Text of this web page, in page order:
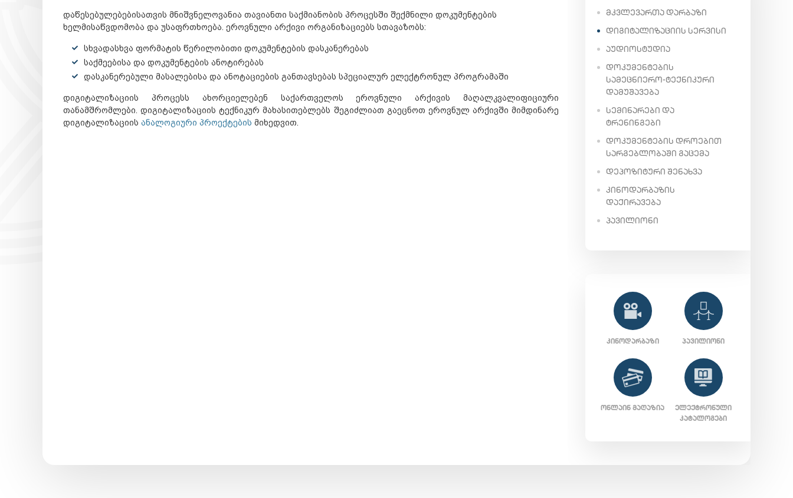
დაწესებულებებისათვის მნიშვნელოვანია თავიანთი საქმიანობის პროცესში შექმნილი დოკუმენტების
ხელმისაწვდომობა და უსაფრთხოება. ეროვნული არქივი ორგანიზაციებს სთავაზობს:
სხვადასხვა ფორმატის წერილობითი დოკუმენტების დასკანერებას
საქმეებისა და დოკუმენტების ანოტირებას
დასკანერებული მასალებისა და ანოტაციების განთავსებას სპეციალურ ელექტრონულ პროგრამაში
დიგიტალიზაციის პროცესს ახორციელებენ საქართველოს ეროვნული არქივის მაღალკვალიფიციური
თანამშრომლები. დიგიტალიზაციის ტექნიკურ მახასითებლებს შეგიძლიათ გაეცნოთ ეროვნულ არქივში მიმდინარე
დიგიტალიზაციის ანალოგიური პროექტების მიხედვით.
ᲛᲙᲕᲚᲔᲕᲐᲠᲗᲐ ᲓᲐᲠᲑᲐᲖᲘ
ᲓᲘᲒᲘᲢᲐᲚᲘᲖᲐᲪᲘᲘᲡ ᲡᲔᲠᲕᲘᲡᲘ
ᲐᲣᲓᲘᲝᲡᲢᲣᲓᲘᲐ
ᲓᲝᲙᲣᲛᲔᲜᲢᲔᲑᲘᲡ
ᲡᲐᲛᲔᲪᲜᲘᲔᲠᲝ-ᲢᲔᲥᲜᲘᲙᲣᲠᲘ
ᲓᲐᲛᲣᲨᲐᲕᲔᲑᲐ
ᲡᲔᲛᲘᲜᲐᲠᲔᲑᲘ ᲓᲐ
ᲢᲠᲔᲜᲘᲜᲒᲔᲑᲘ
ᲓᲝᲙᲣᲛᲔᲜᲢᲔᲑᲘᲡ ᲓᲠᲝᲔᲑᲘᲗ
ᲡᲐᲠᲒᲔᲑᲚᲝᲑᲐᲨᲘ ᲒᲐᲪᲔᲛᲐ
ᲓᲔᲞᲝᲖᲘᲢᲣᲠᲘ ᲨᲔᲜᲐᲮᲕᲐ
ᲙᲘᲜᲝᲓᲐᲠᲑᲐᲖᲘᲡ
ᲓᲐᲥᲘᲠᲐᲕᲔᲑᲐ
ᲞᲐᲕᲘᲚᲘᲝᲜᲘ
ᲙᲘᲜᲝᲓᲐᲠᲑᲐᲖᲘ ᲞᲐᲕᲘᲚᲘᲝᲜᲘ
ᲝᲜᲚᲐᲘᲜ ᲛᲐᲦᲐᲖᲘᲐ
ᲔᲚᲔᲥᲢᲠᲝᲜᲣᲚᲘ
ᲙᲐᲢᲐᲚᲝᲒᲔᲑᲘ